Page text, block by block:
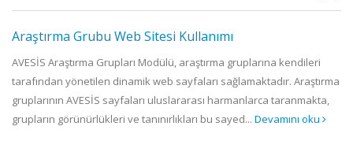
Araştırma Grubu Web Sitesi Kullanımı
AVESİS Araştırma Grupları Modülü, araştırma gruplarına kendileri
tarafından yönetilen dinamik web sayfaları sağlamaktadır. Araştırma
gruplarının AVESİS sayfaları uluslararası harmanlarca taranmakta,
grupların görünürlükleri ve tanınırlıkları bu sayed... Devamını oku